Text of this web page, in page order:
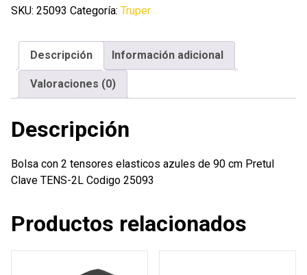
tensores
azules
90
cantidad
SKU: 25093 Categoría: Truper
Descripción Información adicional
Valoraciones (0)
Descripción
Bolsa con 2 tensores elasticos azules de 90 cm Pretul
Clave TENS-2L Codigo 25093
Productos relacionados